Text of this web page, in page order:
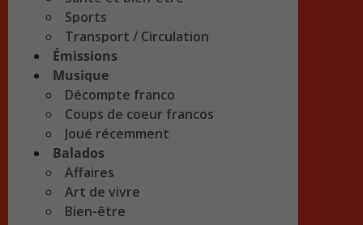
Sports
Transport / Circulation
Émissions
Musique
Décompte franco
Coups de coeur francos
Joué récemment
Balados
Affaires
Art de vivre
Bien-être